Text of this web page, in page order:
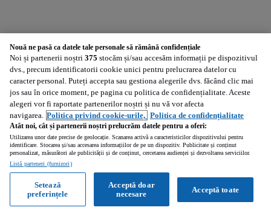
Marci populare - Satu Mare
14
12
Amazone
3
Kuhn
3
Ziegler
2
Agco
AGRIMONT
1
Nouă ne pasă ca datele tale personale să rămână confidențiale
Noi și partenerii noștri 375 stocăm și/sau accesăm informații pe dispozitivul
dvs., precum identificatorii cookie unici pentru prelucrarea datelor cu
caracter personal. Puteți accepta sau gestiona alegerile dvs. făcând clic mai
jos sau în orice moment, pe pagina cu politica de confidențialitate. Aceste
alegeri vor fi raportate partenerilor noștri și nu vă vor afecta
navigarea. Politica privind cookie-urile, Politica de confidențialitate
Atât noi, cât și partenerii noștri prelucrăm datele pentru a oferi:
Utilizarea unor date precise de geolocație. Scanarea activă a caracteristicilor dispozitivului pentru
identificare. Stocarea și/sau accesarea informațiilor de pe un dispozitiv. Publicitate și conținut
personalizat, măsurători ale publicității și de conținut, cercetarea audienței și dezvoltarea serviciilor.
Listă parteneri (furnizori)
Acceptă toate
Acceptă doar
necesare
Setează
preferințele